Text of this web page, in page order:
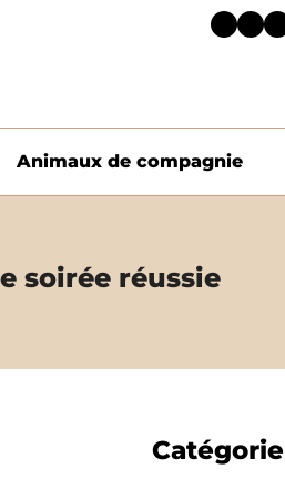
Facebook Twitter LinkedIn
Animaux de compagnie
soirée réussie
Catégorie